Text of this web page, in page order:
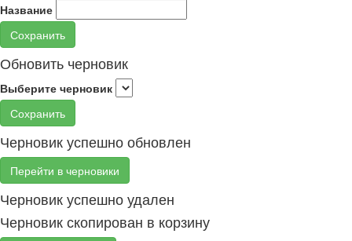
Название
Сохранить
Обновить черновик
Выберите черновик
Сохранить
Черновик успешно обновлен
Перейти в черновики
Черновик успешно удален
Черновик скопирован в корзину